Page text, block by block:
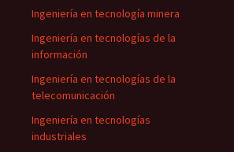
Ingeniería en tecnología minera
Ingeniería en tecnologías de la
información
Ingeniería en tecnologías de la
telecomunicación
Ingeniería en tecnologías
industriales